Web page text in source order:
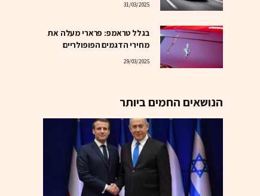
31/03/2025
בגלל טראמפ: פרארי מעלה את
מחירי הדגמים הפופולריים
29/03/2025
הנושאים החמים ביותר